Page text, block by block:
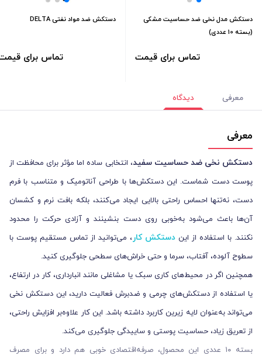
دستکش‌ مدل نخی ضد حساسیت مشکی
(بسته 10 عددی)
تماس برای قیمت
دستکش ضد مواد نفتی DELTA
تماس برای
معرفی دیدگاه
معرفی
دستکش نخی ضد حساسیت سفید، انتخابی ساده اما مؤثر برای محافظت از
پوست دست شماست. این دستکش‌ها با طراحی آناتومیک و متناسب با فرم
دست، نه‌تنها احساس راحتی بالایی ایجاد می‌کنند، بلکه بافت نرم و کشسان
آن‌ها باعث می‌شود به‌خوبی روی دست بنشینند و آزادی حرکت را محدود
نکنند. با استفاده از ایندستکش کار، می‌توانید از تماس مستقیم پوست با
سطوح آلوده، آفتاب، سرما و حتی خراش‌های سطحی جلوگیری کنید.
همچنین اگر در محیط‌های کاری سبک یا مشاغلی مانند انبارداری، کار در ارتفاع،
یا استفاده از دستکش‌های چرمی و ضدبرش فعالیت دارید، این دستکش نخی
می‌تواند به‌عنوان لایه زیرین کاربرد داشته باشد. این کار علاوه‌بر افزایش راحتی،
از تعریق زیاد، حساسیت پوستی و ساییدگی جلوگیری می‌کند.
بسته ۱۰ عددی این محصول، صرفه‌اقتصادی خوبی هم دارد و برای مصرف